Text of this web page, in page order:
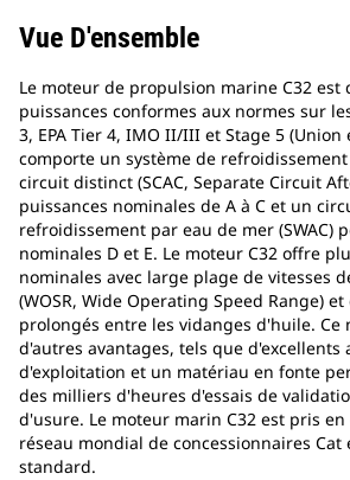
Vue D'ensemble
Le moteur de propulsion marine C32 est
puissances conformes aux normes sur
3, EPA Tier 4, IMO II/III et Stage 5
comporte un système de
circuit distinct (SCAC, Separate Circuit
puissances nominales de A à C et un
refroidissement par eau de mer (SWAC)
nominales D et E. Le moteur C32 offre
nominales avec large plage de vitesses
(WOSR, Wide Operating Speed Range)
prolongés entre les vidanges d'huile. Ce
d'autres avantages, tels que d'excellents
d'exploitation et un matériau en fonte
des milliers d'heures d'essais de
d'usure. Le moteur marin C32 est pris
réseau mondial de concessionnaires
standard.